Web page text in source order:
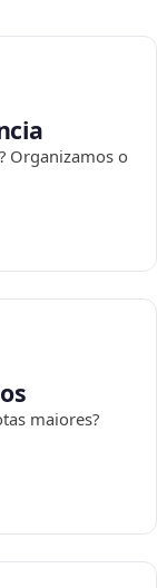
Organizamos o
maiores?